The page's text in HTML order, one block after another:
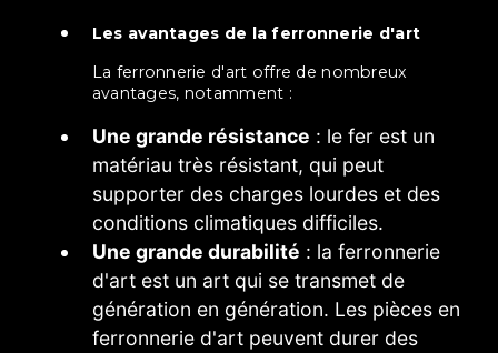
Les avantages de la ferronnerie d'art
La ferronnerie d'art offre de nombreux
avantages, notamment :
Une grande résistance : le fer est un
matériau très résistant, qui peut
supporter des charges lourdes et des
conditions climatiques difficiles.
Une grande durabilité : la ferronnerie
d'art est un art qui se transmet de
génération en génération. Les pièces en
ferronnerie d'art peuvent durer des